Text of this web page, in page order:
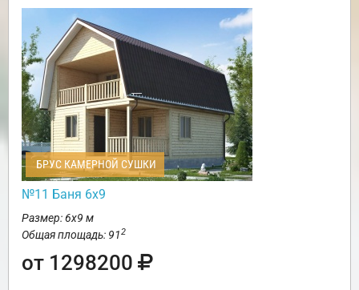
БРУС КАМЕРНОЙ СУШКИ
№11 Баня 6х9
Размер: 6х9 м
Общая площадь: 912
от 1298200